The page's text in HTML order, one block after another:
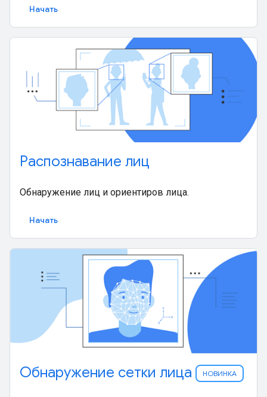
Начать
Распознавание лиц
Обнаружение лиц и ориентиров лица.
Начать
Обнаружение сетки лица НОВИНКА